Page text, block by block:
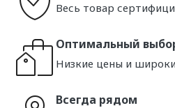
Весь товар
Оптимальный
Низкие цены и
Всегда рядом